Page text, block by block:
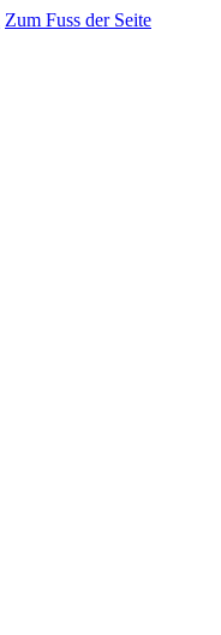
Zum Fuss der Seite